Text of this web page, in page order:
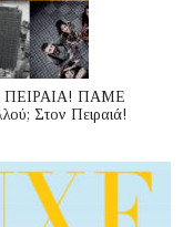
ΠΕΙΡΑΙΑ! ΠΑΜΕ
Στον Πειραιά!